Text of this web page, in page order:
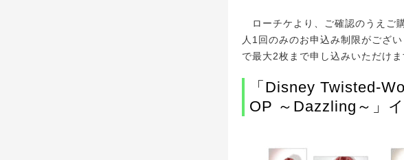
ローチケより、ご確認のうえご
人1回のみのお申込み制限がござ
で最大2枚まで申し込みいただけま
「Disney Twisted-
OP ～Dazzling～」